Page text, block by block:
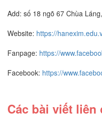
Add: số 18 ngõ 67 Chùa
Website: https://
Fanpage: https://
Facebook: https://
Các bài viết liên